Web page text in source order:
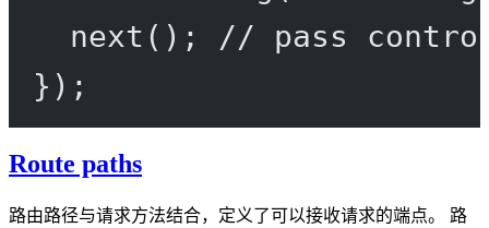
next ();
// pass
});
Route paths
路由路径与请求方法结合，定义了可以接收请求的端点。 路